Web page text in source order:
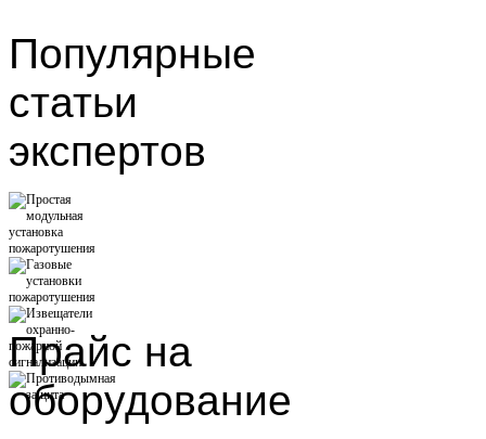
Популярные
статьи
экспертов
Прайс на
оборудование